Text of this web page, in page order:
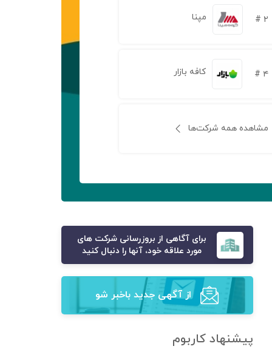
۲ # مپنا
۴ # کافه بازار
مشاهده همه شرکت‌ها
برای آگاهی از بروزرسانی شرکت های
مورد علاقه خود، آنها را دنبال کنید
از آگهی‌ جدید باخبر شو
پیشنهاد کاربوم